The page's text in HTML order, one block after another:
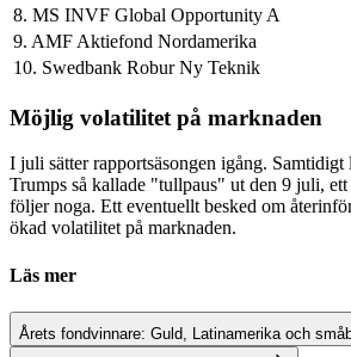
8. MS INVF Global Opportunity A
9. AMF Aktiefond Nordamerika
10. Swedbank Robur Ny Teknik
Möjlig volatilitet på marknaden
I juli sätter rapportsäsongen igång.
Trumps så kallade "tullpaus" ut den 9 juli, ett
följer noga. Ett eventuellt besked om
ökad volatilitet på marknaden.
Läs mer
Årets fondvinnare: Guld, Latinamerika och